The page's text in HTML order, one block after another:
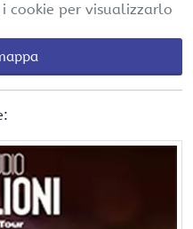
cookie per visualizzarlo